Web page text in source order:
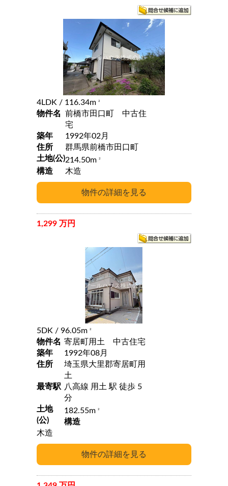
4LDK / 116.34m 2
物件名
前橋市田口町 中古住
宅
築年
1992年02月
住所
群馬県前橋市田口町
土地(公)214.50m 2
構造 木造
1,299 万円
5DK / 96.05m 2
物件名 寄居町用土 中古住宅
築年
1992年08月
住所
埼玉県大里郡寄居町用
土
最寄駅 八高線 用土 駅 徒歩 5
分
土地
(公)
182.55m2
構造
木造